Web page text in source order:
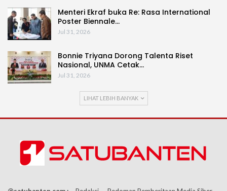
Menteri Ekraf buka Re: Rasa International
Poster Biennale…
Jul 31, 2026
Bonnie Triyana Dorong Talenta Riset
Nasional, UNMA Cetak…
Jul 31, 2026
LIHAT LEBIH BANYAK